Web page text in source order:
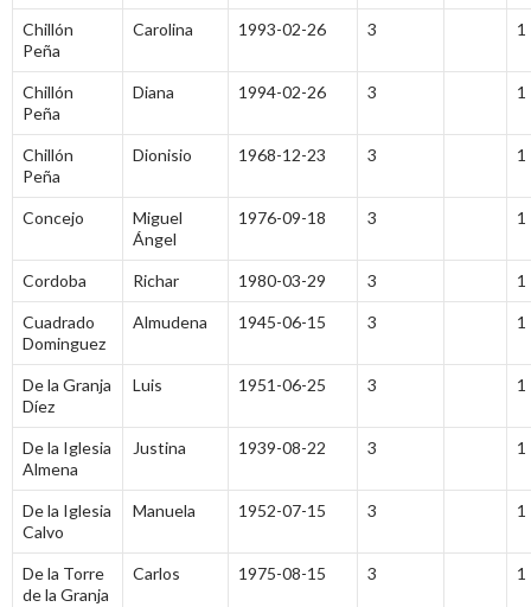
Chillón
Peña
Carolina 1993-02-26 3 1
Chillón
Peña
Diana 1994-02-26 3 1
Chillón
Peña
Dionisio 1968-12-23 3 1
Concejo
Miguel
Ángel
1976-09-18 3 1
Cordoba Richar 1980-03-29 3 1
Cuadrado
Dominguez
Almudena 1945-06-15 3 1
De la Granja
Díez
Luis 1951-06-25 3 1
De la Iglesia
Almena
Justina 1939-08-22 3 1
De la Iglesia
Calvo
Manuela 1952-07-15 3 1
De la Torre
de la Granja
Carlos 1975-08-15 3 1